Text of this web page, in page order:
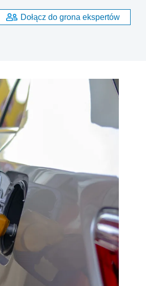
Dołącz do grona ekspertów